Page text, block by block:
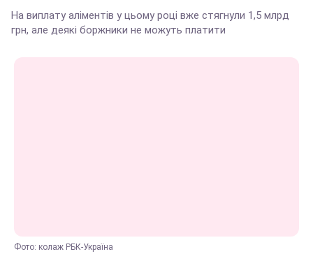
На виплату аліментів у цьому році вже стягнули 1,5 млрд
грн, але деякі боржники не можуть платити
Фото: колаж РБК-Україна